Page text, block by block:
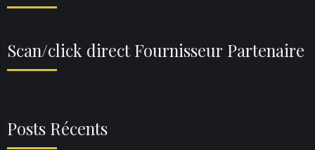
Scan/click direct Fournisseur Partenaire
Posts Récents